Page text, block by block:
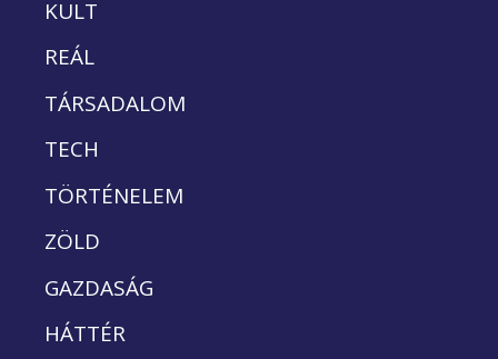
KULT
REÁL
TÁRSADALOM
TECH
TÖRTÉNELEM
ZÖLD
GAZDASÁG
HÁTTÉR